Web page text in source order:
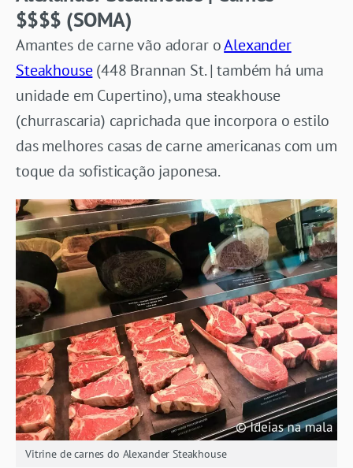
$$$$ (SOMA)
Amantes de carne vão adorar oAlexander
Steakhouse(448 Brannan St. | também há uma
unidade em Cupertino), uma steakhouse
(churrascaria) caprichada que incorpora o estilo
das melhores casas de carne americanas com um
toque da sofisticação japonesa.
Vitrine de carnes do Alexander Steakhouse